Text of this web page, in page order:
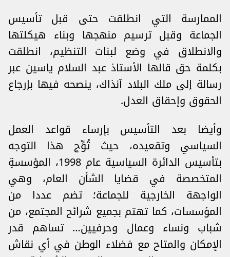
الممارسة التي انطلقت حتى قبل تأسيس
الجماعة وقبل ترسيم منهجها وبناء هيكلتها
والانطلاق في وضع لبنات التنظيم، انطلقت
بكلمة حق قالها الأستاذ عبد السلام ياسين عبر
رسالة إلى ملك البلاد آنذاك، ينصحه فيها بإرجاع
الحقوق وإحقاق العدل.
وأيضا بعد التأسيس بإرساء قواعد العمل
السياسي وتقعيده، حيث تُوِّج هذا التوجه
بتأسيس الدائرة السياسية عام 1998، المؤسسةِ
المتخصصة في قضايا الشأن العام، وهي
الواجهة الخارجية للجماعة؛ تضم عددا من
المؤسسات، كما تهتم بجميع شرائح المجتمع، من
شباب ونساء وعمال وحرفيين… تساهم قدر
الإمكان والمتاح مع فضلاء الوطن في أي نقاش